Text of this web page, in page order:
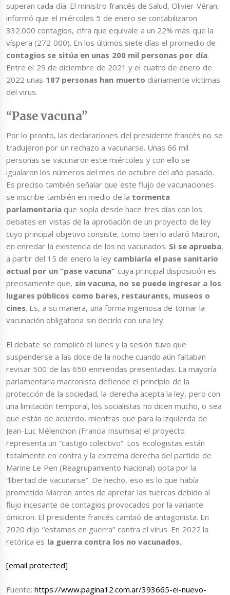
superan cada día. El ministro francés de Salud, Olivier Véran,
informó que el miércoles 5 de enero se contabilizaron
332.000 contagios, cifra que equivale a un 22% más que la
víspera (272 000). En los últimos siete días el promedio de
contagios se sitúa en unas 200 mil personas por día.
Entre el 29 de diciembre de 2021 y el cuatro de enero de
2022 unas 187 personas han muerto diariamente víctimas
del virus.
“Pase vacuna”
Por lo pronto, las declaraciones del presidente francés no se
tradujeron por un rechazo a vacunarse. Unas 66 mil
personas se vacunaron este miércoles y con ello se
igualaron los números del mes de octubre del año pasado.
Es preciso también señalar que este flujo de vacunaciones
se inscribe también en medio de la tormenta
parlamentaria que sopla desde hace tres días con los
debates en vistas de la aprobación de un proyecto de ley
cuyo principal objetivo consiste, como bien lo aclaró Macron,
en enredar la existencia de los no vacunados. Si se aprueba,
a partir del 15 de enero la ley cambiaría el pase sanitario
actual por un “pase vacuna” cuya principal disposición es
precisamente que, sin vacuna, no se puede ingresar a los
lugares públicos como bares, restaurants, museos o
cines. Es, a su manera, una forma ingeniosa de tornar la
vacunación obligatoria sin decirlo con una ley.
El debate se complicó el lunes y la sesión tuvo que
suspenderse a las doce de la noche cuando aún faltaban
revisar 500 de las 650 enmiendas presentadas. La mayoría
parlamentaria macronista defiende el principio de la
protección de la sociedad, la derecha acepta la ley, pero con
una limitación temporal, los socialistas no dicen mucho, o sea
que están de acuerdo, mientras que para la izquierda de
Jean-Luc Mélenchon (Francia Insumisa) el proyecto
representa un “castigo colectivo”. Los ecologistas están
totalmente en contra y la extrema derecha del partido de
Marine Le Pen (Reagrupamiento Nacional) opta por la
“libertad de vacunarse”. De hecho, eso es lo que había
prometido Macron antes de apretar las tuercas debido al
flujo incesante de contagios provocados por la variante
ómicron. El presidente francés cambió de antagonista. En
2020 dijo “estamos en guerra” contra el virus. En 2022 la
retórica es la guerra contra los no vacunados.
[email protected]
Fuente:https://www.pagina12.com.ar/393665-el-nuevo-